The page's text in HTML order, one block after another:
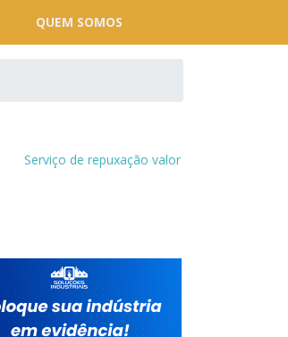
QUEM SOMOS
Serviço de repuxação valor